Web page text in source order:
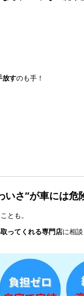
放すのも手！
いさ”が車には危
とも。
ってくれる専門店に相